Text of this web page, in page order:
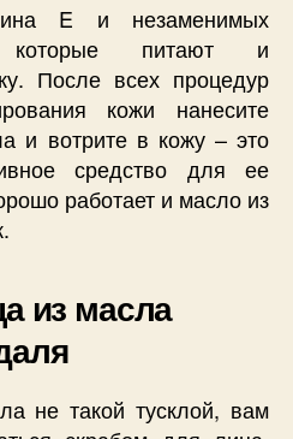
E и незаменимых
питают и
После всех процедур
кожи нанесите
и вотрите в кожу – это
средство для ее
работает и масло из
из масла
не такой тусклой, вам